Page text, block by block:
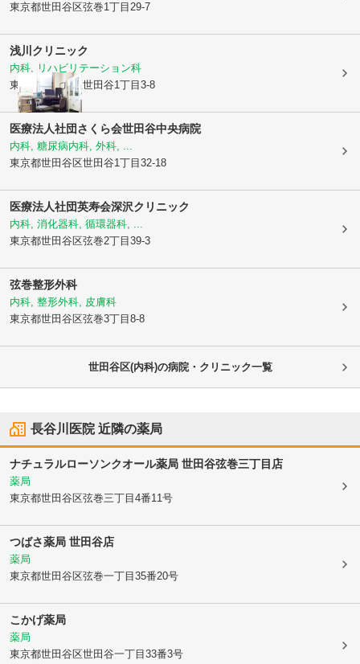
東京都世田谷区弦巻1丁目29-7
浅川クリニック
内科, リハビリテーション科
東京都世田谷区世田谷1丁目3-8
医療法人社団さくら会世田谷中央病院
内科, 糖尿病内科, 外科, ...
東京都世田谷区世田谷1丁目32-18
医療法人社団英寿会深沢クリニック
内科, 消化器科, 循環器科, ...
東京都世田谷区弦巻2丁目39-3
弦巻整形外科
内科, 整形外科, 皮膚科
東京都世田谷区弦巻3丁目8-8
世田谷区(内科)の病院・クリニック一覧
長谷川医院近隣の薬局
ナチュラルローソンクオール薬局 世田谷弦巻三丁目店
薬局
東京都世田谷区弦巻三丁目4番11号
つばさ薬局 世田谷店
薬局
東京都世田谷区弦巻一丁目35番20号
こかげ薬局
薬局
東京都世田谷区世田谷一丁目33番3号